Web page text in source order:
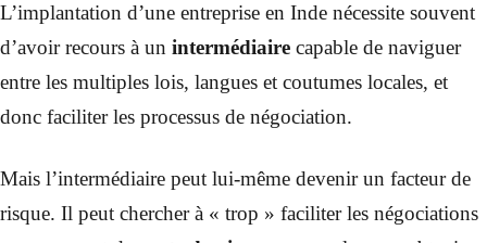
L’implantation d’une entreprise en Inde nécessite souvent
d’avoir recours à un intermédiaire capable de naviguer
entre les multiples lois, langues et coutumes locales, et
donc faciliter les processus de négociation.
Mais l’intermédiaire peut lui-même devenir un facteur de
risque. Il peut chercher à « trop » faciliter les négociations